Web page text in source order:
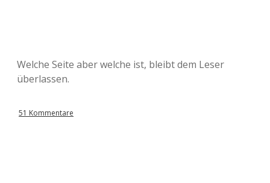
Welche Seite aber welche ist, bleibt dem Leser
überlassen.
51 Kommentare